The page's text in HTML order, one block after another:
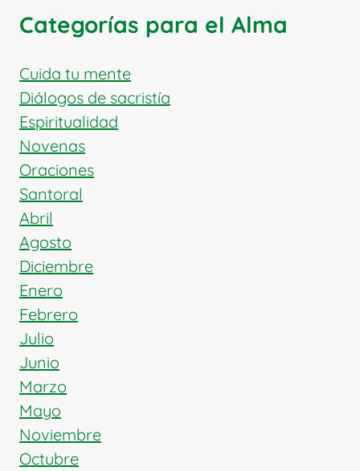
VIDA
Categorías para el Alma
Cuida tu mente
Diálogos de sacristía
Espiritualidad
Novenas
Oraciones
Santoral
Abril
Agosto
Diciembre
Enero
Febrero
Julio
Junio
Marzo
Mayo
Noviembre
Octubre